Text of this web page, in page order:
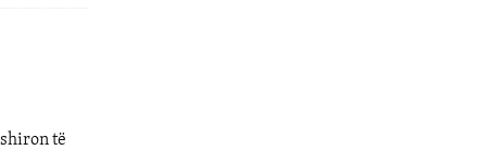
të